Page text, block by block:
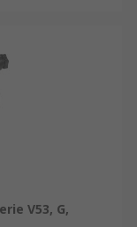
V53, G,